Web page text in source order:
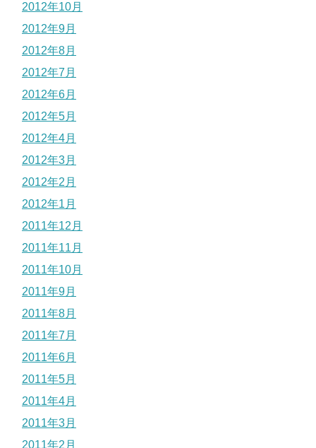
2012年10月
2012年9月
2012年8月
2012年7月
2012年6月
2012年5月
2012年4月
2012年3月
2012年2月
2012年1月
2011年12月
2011年11月
2011年10月
2011年9月
2011年8月
2011年7月
2011年6月
2011年5月
2011年4月
2011年3月
2011年2月